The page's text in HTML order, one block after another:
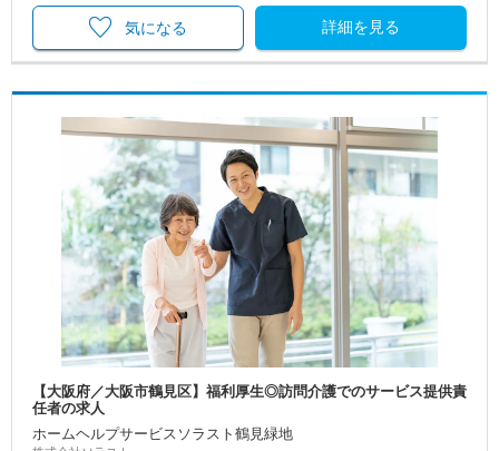
詳細を見る
気になる
【大阪府／大阪市鶴見区】福利厚生◎訪問介護でのサービス提供責
任者の求人
ホームヘルプサービスソラスト鶴見緑地